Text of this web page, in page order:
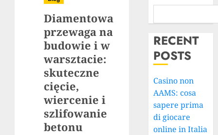
Diamentowa
przewaga na
budowie i w
warsztacie:
skuteczne
cięcie,
wiercenie i
szlifowanie
betonu
RECENT
POSTS
Casino non
AAMS: cosa
sapere prima
di giocare
online in Italia